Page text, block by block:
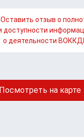
Оставить отзыв о
доступности
о деятельности
Посмотреть на карте